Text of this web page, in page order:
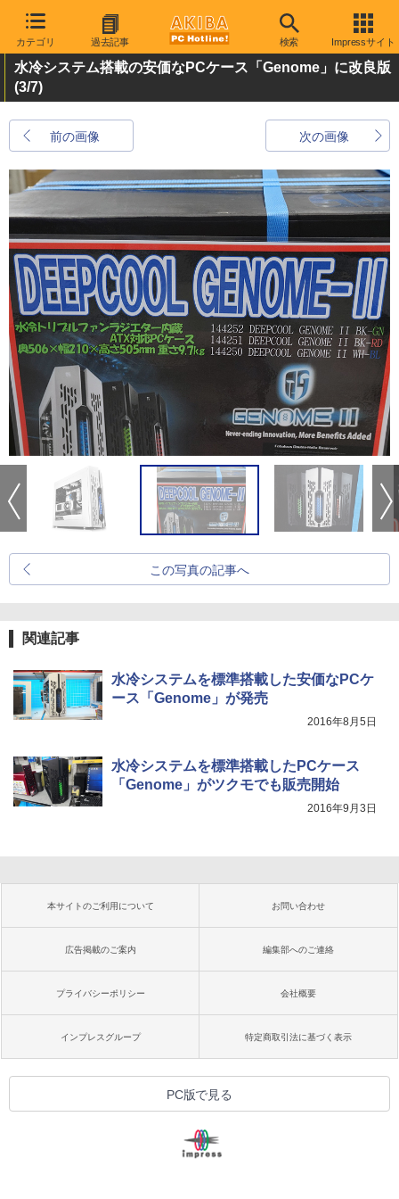
カテゴリ 過去記事 検索 Impressサイト
水冷システム搭載の安価なPCケース「Genome」に改良版
(3/7)
前の画像 次の画像
この写真の記事へ
関連記事
水冷システムを標準搭載した安価なPCケ
ース「Genome」が発売
2016年8月5日
水冷システムを標準搭載したPCケース
「Genome」がツクモでも販売開始
2016年9月3日
本サイトのご利用について お問い合わせ
広告掲載のご案内 編集部へのご連絡
プライバシーポリシー 会社概要
インプレスグループ 特定商取引法に基づく表示
PC版で見る